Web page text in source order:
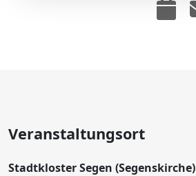
Veranstaltungsort
Stadtkloster Segen (Segenskirche)